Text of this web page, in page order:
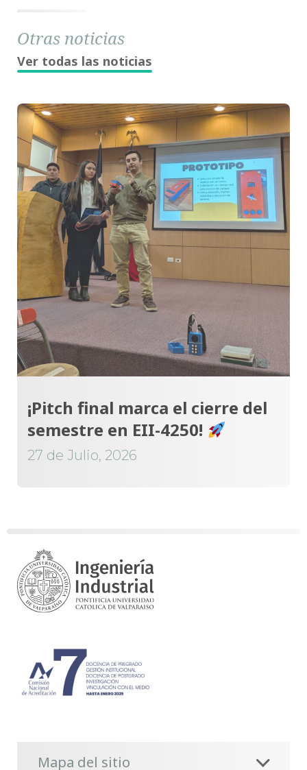
Otras noticias
Ver todas las noticias
¡Pitch final marca el cierre del
semestre en EII-4250!
27 de Julio, 2026
Mapa del sitio